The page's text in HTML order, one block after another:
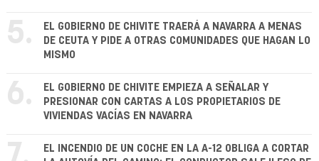
5.
EL GOBIERNO DE CHIVITE TRAERÁ A NAVARRA A MENAS
DE CEUTA Y PIDE A OTRAS COMUNIDADES QUE HAGAN LO
MISMO
6.
EL GOBIERNO DE CHIVITE EMPIEZA A SEÑALAR Y
PRESIONAR CON CARTAS A LOS PROPIETARIOS DE
VIVIENDAS VACÍAS EN NAVARRA
EL INCENDIO DE UN COCHE EN LA A-12 OBLIGA A CORTAR